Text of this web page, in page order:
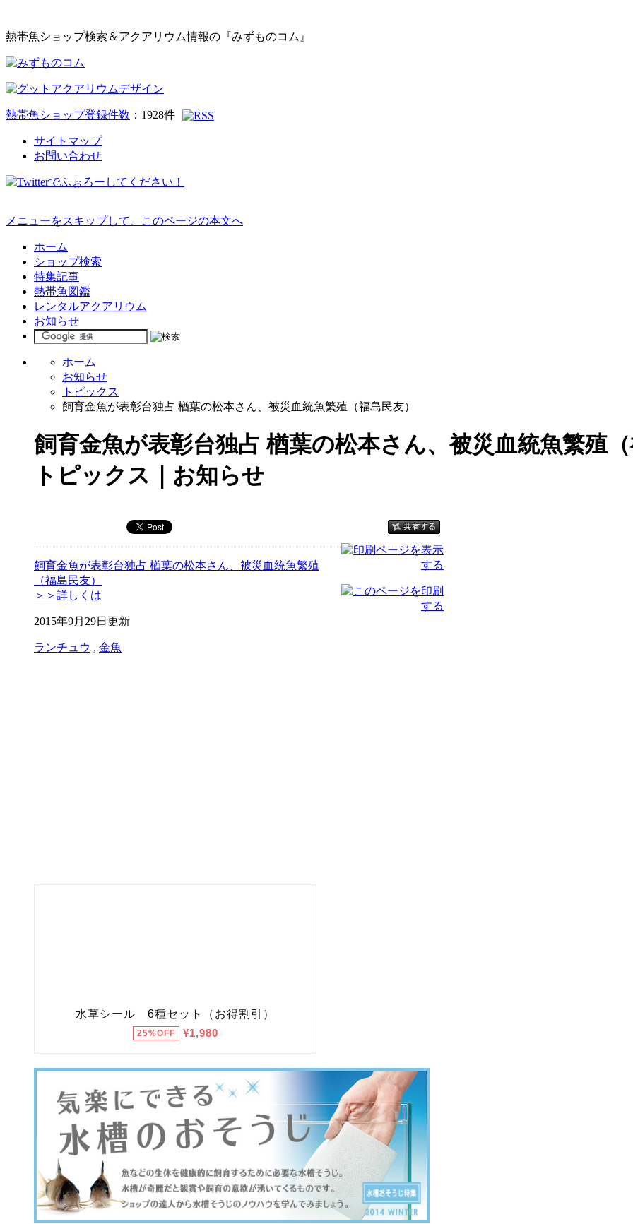
熱帯魚ショップ検索＆アクアリウム情報の『みずものコム』
熱帯魚ショップ登録件数 ： 1928件
サイトマップ
お問い合わせ
メニューをスキップして、このページの本文へ
ホーム
ショップ検索
特集記事
熱帯魚図鑑
レンタルアクアリウム
お知らせ
ホーム
お知らせ
トピックス
飼育金魚が表彰台独占 楢葉の松本さん、被災血統魚繁殖（福島民友）
飼育金魚が表彰台独占 楢葉の松本さん、被災血統魚繁殖
トピックス｜お知らせ
飼育金魚が表彰台独占 楢葉の松本さん、被災血統魚繁殖
（福島民友）
＞＞詳しくは
2015年9月29日更新
ランチュウ , 金魚